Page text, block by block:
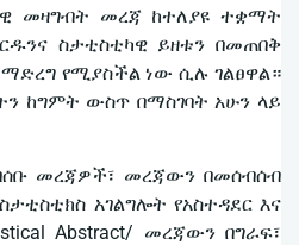
መዛግብት መረጃ ከተለያዩ ተቋማት
ስታቲስቲካዊ ይዘቱን በመጠበቅ
የሚያስችል ነው ሲሉ ገልፀዋል።
ከግምት ውስጥ በማስገባት አሁን ላይ
መረጃዎች፣ መረጃውን በመሰብሰብ
አገልግሎት የአስተዳደር እና
Abstract/ መረጃውን በግራፍ፣